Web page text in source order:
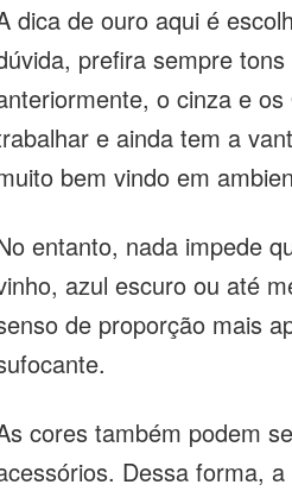
dica de ouro aqui é
prefira sempre
o cinza e
e ainda tem a
bem vindo em
entanto, nada impede
azul escuro ou até
de proporção mais
cores também podem
Dessa forma,